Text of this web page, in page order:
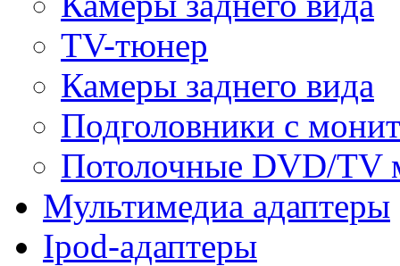
TV-тюнер
Камеры заднего вида
Подголовники с
Потолочные DVD/TV
Мультимедиа адаптеры
Ipod-адаптеры